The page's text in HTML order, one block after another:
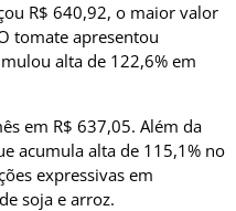
R$ 640,92, o maior valor
tomate apresentou
alta de 122,6% em
em R$ 637,05. Além da
acumula alta de 115,1% no
expressivas em
soja e arroz.